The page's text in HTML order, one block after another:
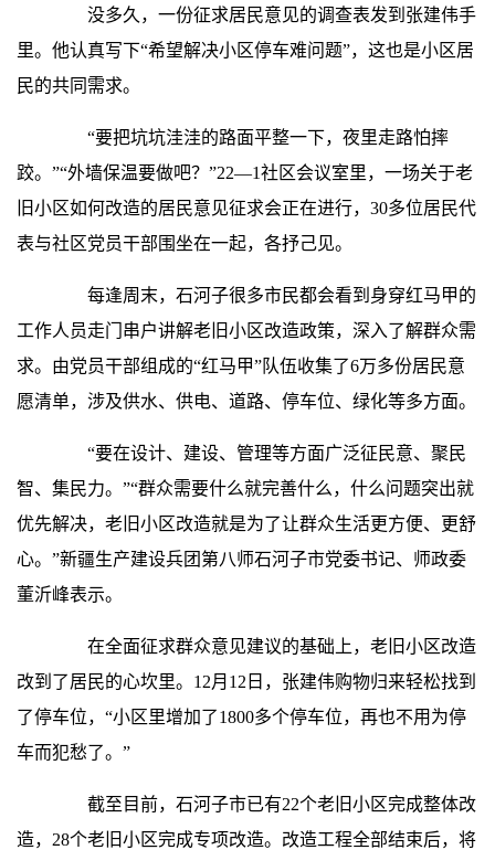
没多久，一份征求居民意见的调查表发到张建伟手
里。他认真写下“希望解决小区停车难问题”，这也是小区居
民的共同需求。
“要把坑坑洼洼的路面平整一下，夜里走路怕摔
跤。”“外墙保温要做吧？”22—1社区会议室里，一场关于老
旧小区如何改造的居民意见征求会正在进行，30多位居民代
表与社区党员干部围坐在一起，各抒己见。
每逢周末，石河子很多市民都会看到身穿红马甲的
工作人员走门串户讲解老旧小区改造政策，深入了解群众需
求。由党员干部组成的“红马甲”队伍收集了6万多份居民意
愿清单，涉及供水、供电、道路、停车位、绿化等多方面。
“要在设计、建设、管理等方面广泛征民意、聚民
智、集民力。”“群众需要什么就完善什么，什么问题突出就
优先解决，老旧小区改造就是为了让群众生活更方便、更舒
心。”新疆生产建设兵团第八师石河子市党委书记、师政委
董沂峰表示。
在全面征求群众意见建议的基础上，老旧小区改造
改到了居民的心坎里。12月12日，张建伟购物归来轻松找到
了停车位，“小区里增加了1800多个停车位，再也不用为停
车而犯愁了。”
截至目前，石河子市已有22个老旧小区完成整体改
造，28个老旧小区完成专项改造。改造工程全部结束后，将